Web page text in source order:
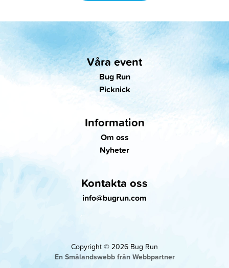
Våra event
Bug Run
Picknick
Information
Om oss
Nyheter
Kontakta oss
info@bugrun.com
Copyright © 2026 Bug Run
En Smålandswebb från Webbpartner